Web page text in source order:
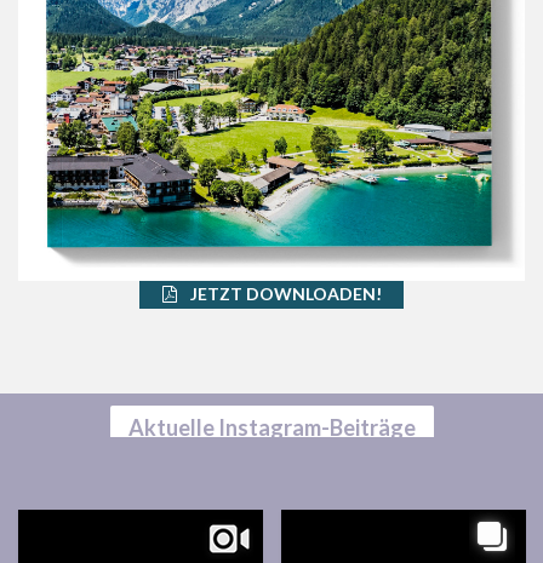
JETZT DOWNLOADEN!
Aktuelle Instagram-Beiträge